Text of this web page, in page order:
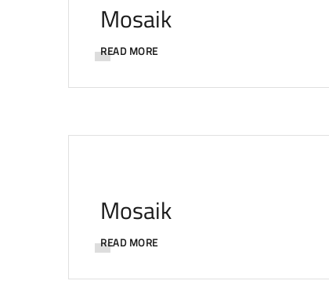
Mosaik
READ MORE
Mosaik
READ MORE